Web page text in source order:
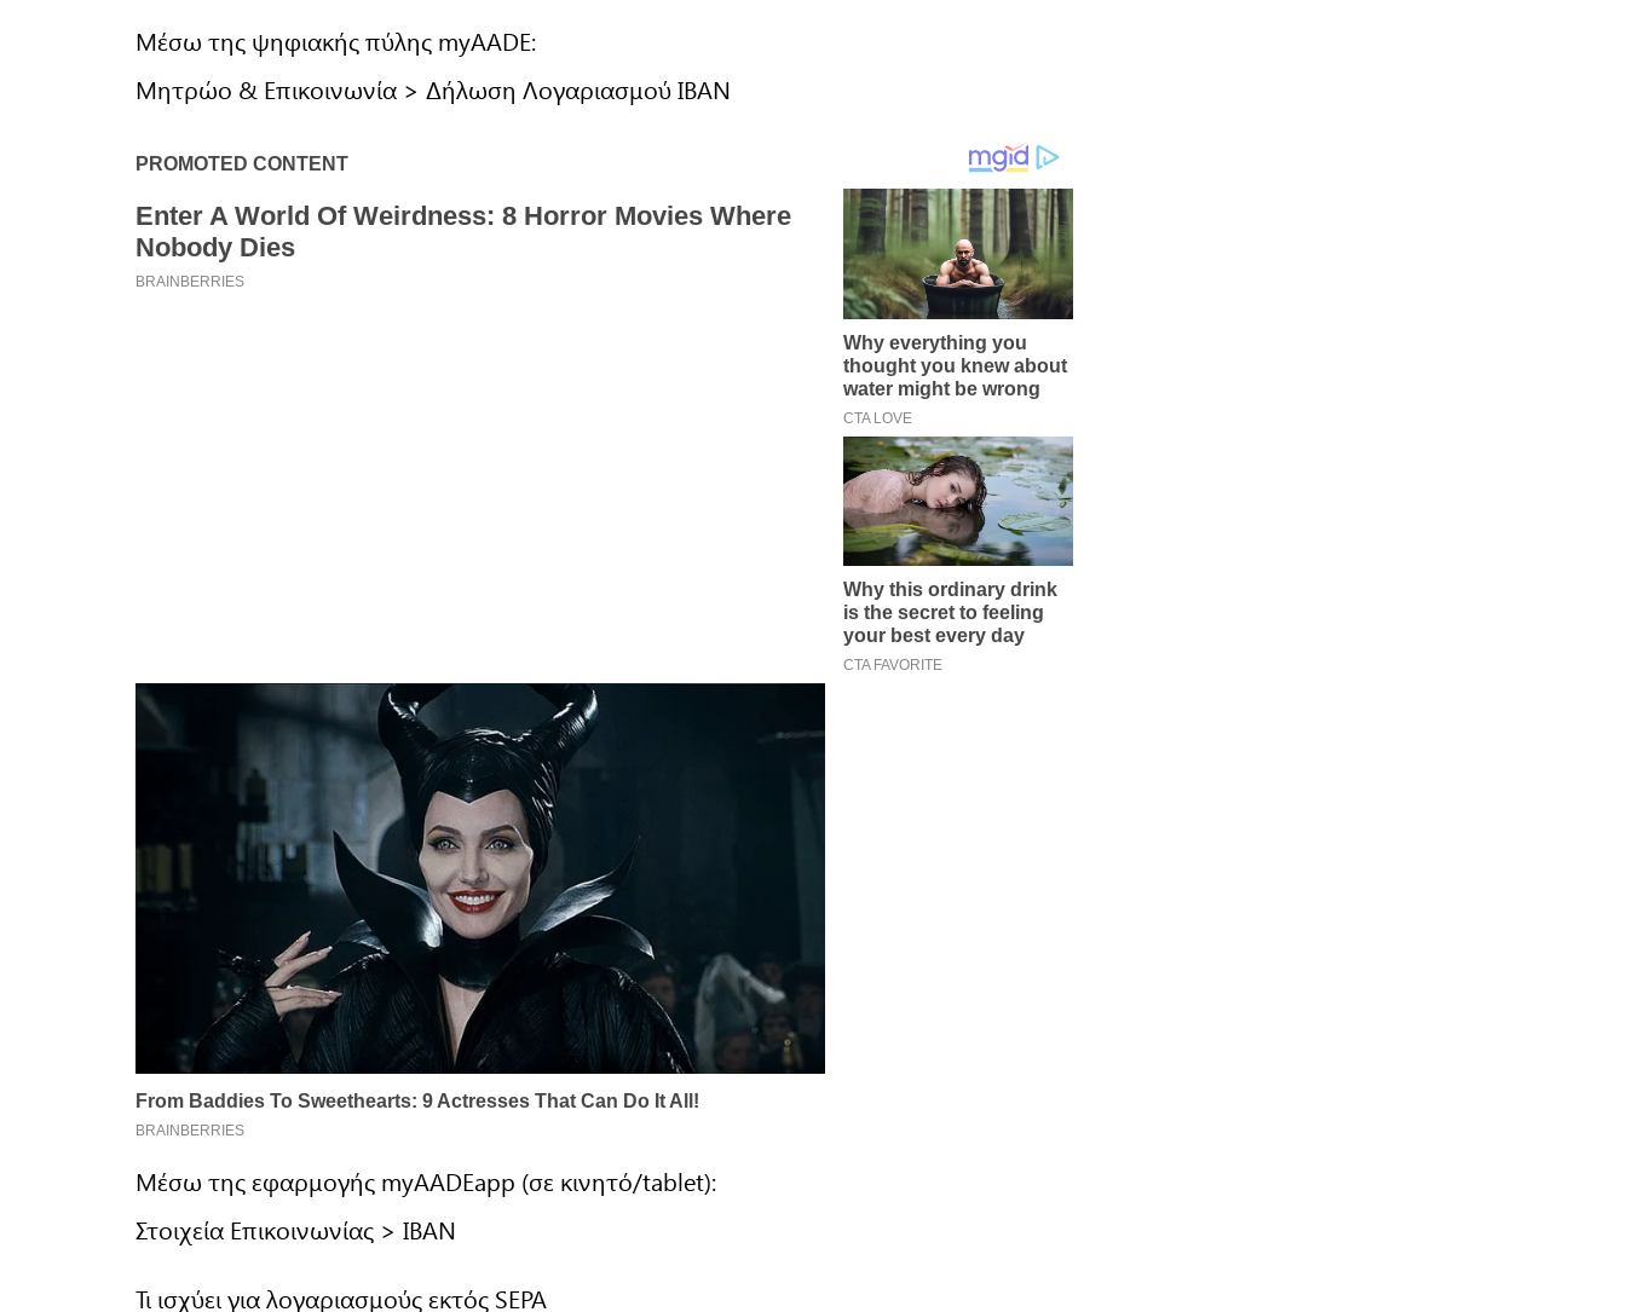
Μέσω της ψηφιακής πύλης myAADE:
Μητρώο & Επικοινωνία > Δήλωση Λογαριασμού IBAN
Μέσω της εφαρμογής myAADEapp (σε κινητό/tablet):
Στοιχεία Επικοινωνίας > IBAN
Τι ισχύει για λογαριασμούς εκτός SEPA